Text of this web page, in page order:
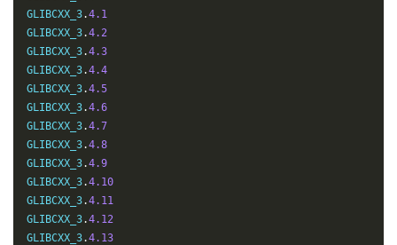
GLIBCXX_3.4.1
GLIBCXX_3.4.2
GLIBCXX_3.4.3
GLIBCXX_3.4.4
GLIBCXX_3.4.5
GLIBCXX_3.4.6
GLIBCXX_3.4.7
GLIBCXX_3.4.8
GLIBCXX_3.4.9
GLIBCXX_3.4.10
GLIBCXX_3.4.11
GLIBCXX_3.4.12
GLIBCXX_3.4.13